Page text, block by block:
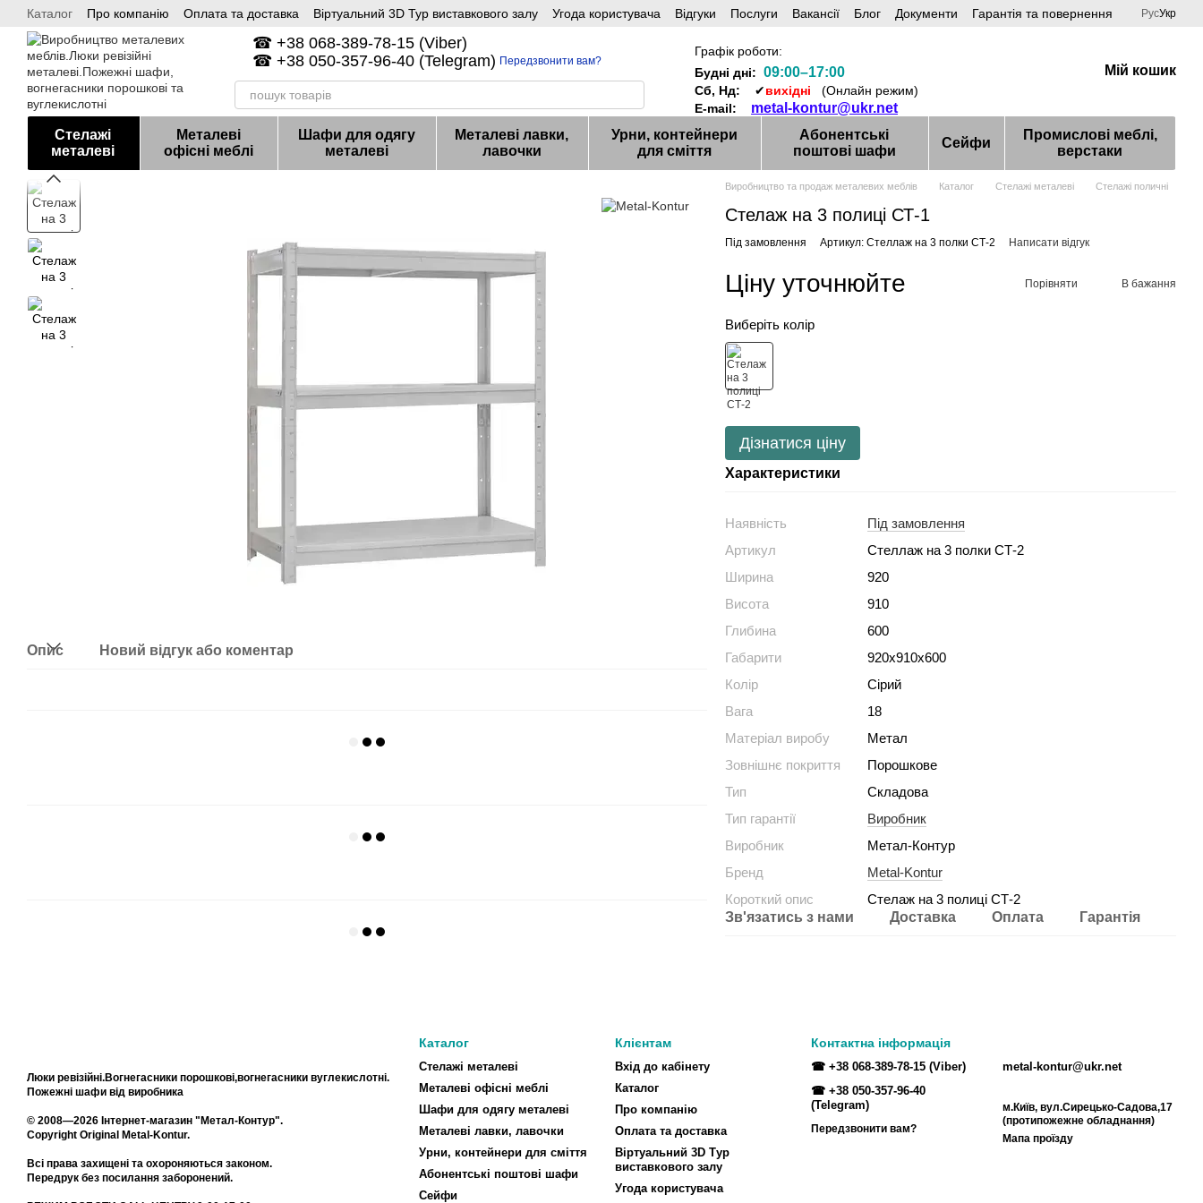
Перейти до основного контенту
Каталог Про компанію Оплата та доставка Віртуальний 3D Тур виставкового залу Угода користувача Відгуки Послуги Вакансії Блог Документи
Гарантія та повернення
Контакти
РусУкр
☎ +38 068-389-78-15 (Viber)
☎ +38 050-357-96-40 (Telegram) Передзвонити вам?
Графік роботи:
Будні дні:09:00–17:00
Сб, Нд: ✔вихідні
(Онлайн режим)
E-mail:
metal-kontur@ukr.net
Мій кошик
Стелажі
металеві
Металеві
офісні меблі
Шафи для одягу
металеві
Металеві лавки,
лавочки
Урни, контейнери
для сміття
Абонентські
поштові шафи
Сейфи
Промислові меблі,
верстаки
Опис Новий відгук або коментар
Виробництво та продаж металевих меблів Каталог Стелажі металеві Стелажі поличні
Стелаж на 3 полиці СТ-1
Під замовлення Артикул: Стеллаж на 3 полки СТ-2 Написати відгук
Ціну уточнюйте Порівняти В бажання
Виберіть колір
Дізнатися ціну
Характеристики
Наявність
Під замовлення
Артикул
Стеллаж на 3 полки СТ-2
Ширина
920
Висота
910
Глибина
600
Габарити
920х910х600
Колір
Сірий
Вага
18
Матеріал виробу
Метал
Зовнішнє покриття
Порошкове
Тип
Складова
Тип гарантії
Виробник
Виробник
Метал-Контур
Бренд
Metal-Kontur
Короткий опис
Стелаж на 3 полиці СТ-2
Зв'язатись з нами
Доставка Оплата Гарантія
Люки ревізійні.Вогнегасники порошкові,вогнегасники вуглекислотні.
Пожежні шафи від виробника
© 2008—2026 Інтернет-магазин "Метал-Контур".
Copyright Original Metal-Kontur.
Всі права захищені та охороняються законом.
Передрук без посилання заборонений.
Каталог
Стелажі металеві
Металеві офісні меблі
Шафи для одягу металеві
Металеві лавки, лавочки
Урни, контейнери для сміття
Абонентські поштові шафи
Сейфи
Клієнтам
Вхід до кабінету
Каталог
Про компанію
Оплата та доставка
Віртуальний 3D Тур
виставкового залу
Угода користувача
Контактна інформація
☎ +38 068-389-78-15 (Viber)
☎ +38 050-357-96-40
(Telegram)
Передзвонити вам?
metal-kontur@ukr.net
м.Київ, вул.Сирецько-Садова,17
(протипожежне обладнання)
Мапа проїзду